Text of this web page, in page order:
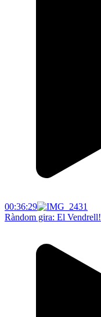
00:36:29
Ràndom gira: El Vendrell!